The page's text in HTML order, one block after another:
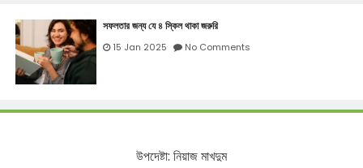
সফলতার জন্য যে ৪ স্কিল থাকা জরুরি
15 Jan 2025 No Comments
উপদেষ্টা: নিয়াজমাখদুম